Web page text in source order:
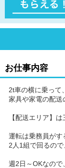
お仕事内容
2t車の横に乗って、
家具や家電の配送
【配送エリア】
運転は乗務員がす
2人1組で回るので
週2日～OKなので